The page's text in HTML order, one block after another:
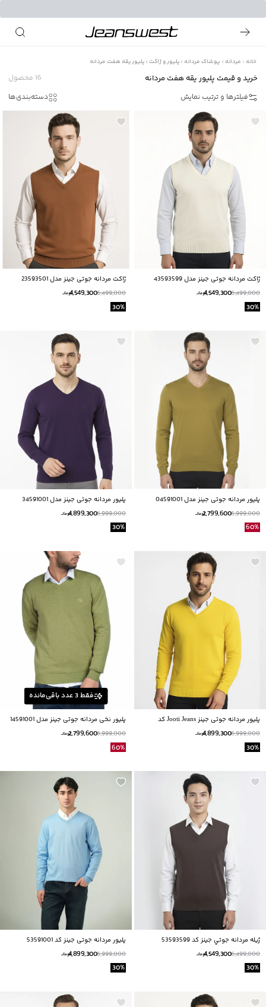
خانه مردانه پوشاک مردانه پلیور و ژاکت پلیور یقه هفت مردانه
خرید و قیمت پلیور یقه هفت مردانه 16 محصول
فیلترها و ترتیب نمایش
دسته‌بندی‌ها
ژاکت مردانه جوتی جینز مدل 43593599
6,499,000
4,549,300تومانــ
30%
ژاکت مردانه جوتی جینز مدل 23593501
6,499,000
4,549,300تومانــ
30%
پلیور مردانه جوتی جینز مدل 04591001
6,999,000
2,799,600تومانــ
60%
پلیور مردانه جوتی جینز مدل 34591001
6,999,000
4,899,300تومانــ
30%
پلیور مردانه جوتی جینز Jooti Jeans کد
24591001
6,999,000
4,899,300تومانــ
30%
فقط3عدد باقی‌مانده
پلیور نخی مردانه جوتی جینز مدل 14591001
6,999,000
2,799,600تومانــ
60%
ژيله مردانه جوتي جينز كد 53593599
6,499,000
4,549,300تومانــ
30%
پلیور مردانه جوتی جینز کد 53591001
6,999,000
4,899,300تومانــ
30%